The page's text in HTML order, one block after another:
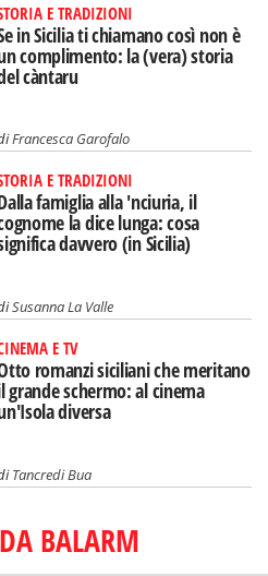
E TRADIZIONI
in Sicilia ti chiamano così non è
complimento: la (vera) storia
càntaru
Francesca Garofalo
E TRADIZIONI
famiglia alla 'nciuria, il
la dice lunga: cosa
davvero (in Sicilia)
Susanna La Valle
E TV
romanzi siciliani che meritano
grande schermo: al cinema
diversa
Tancredi Bua
BALARM